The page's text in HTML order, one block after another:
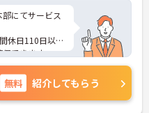
にてサービス
休日110日以上
できます。
トなど、さら
にご相談くだ
無料 紹介してもらう